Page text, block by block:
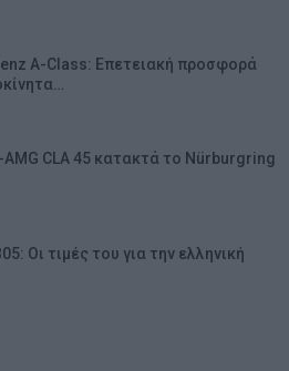
A-Class: Επετειακή προσφορά
CLA 45 κατακτά το Nürburgring
Οι τιμές του για την ελληνική